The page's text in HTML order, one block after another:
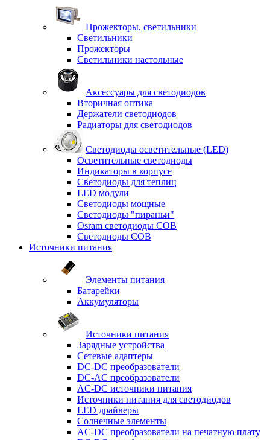
Прожекторы, светильники
Светильники
Прожекторы
Светильники настольные
Аксессуары для светодиодов
Вторичная оптика
Держатели светодиодов
Радиаторы для светодиодов
Светодиоды осветительные (LED)
Осветительные светодиоды
Индикаторы в корпусе
Светодиоды для теплиц
LED модули
Светодиоды мощные
Светодиоды "пираньи"
Osram светодиоды COB
Светодиоды COB
Источники питания
Элементы питания
Батарейки
Аккумуляторы
Источники питания
Зарядные устройства
Сетевые адаптеры
DC-DC преобразователи
DC-AC преобразователи
AC-DC источники питания
Источники питания для светодиодов
LED драйверы
Солнечные элементы
AC-DC преобразователи на печатную плату